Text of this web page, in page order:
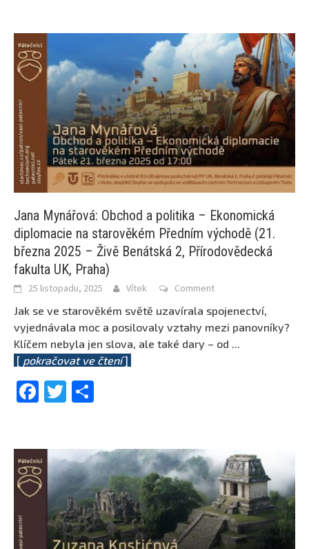
Jana Mynářová: Obchod a politika – Ekonomická
diplomacie na starověkém Předním východě (21.
března 2025 – Živě Benátská 2, Přírodovědecká
fakulta UK, Praha)
25 listopadu, 2025 Vítek Comment
Jak se ve starověkém světě uzavírala spojenectví,
vyjednávala moc a posilovaly vztahy mezi panovníky?
Klíčem nebyla jen slova, ale také dary – od ...
[ pokračovat ve čtení]
Facebook
Twitter